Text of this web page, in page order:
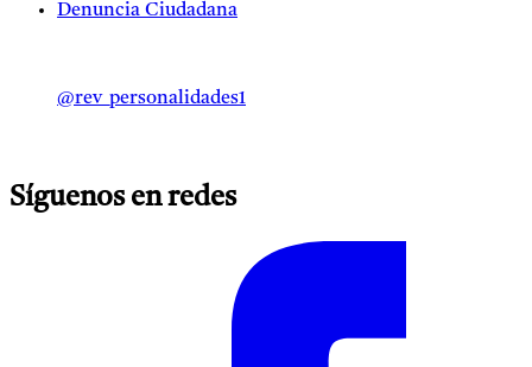
Denuncia Ciudadana
@rev_personalidades1
Síguenos en redes